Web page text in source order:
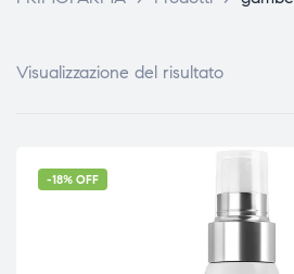
Visualizzazione del risultato
-18% OFF